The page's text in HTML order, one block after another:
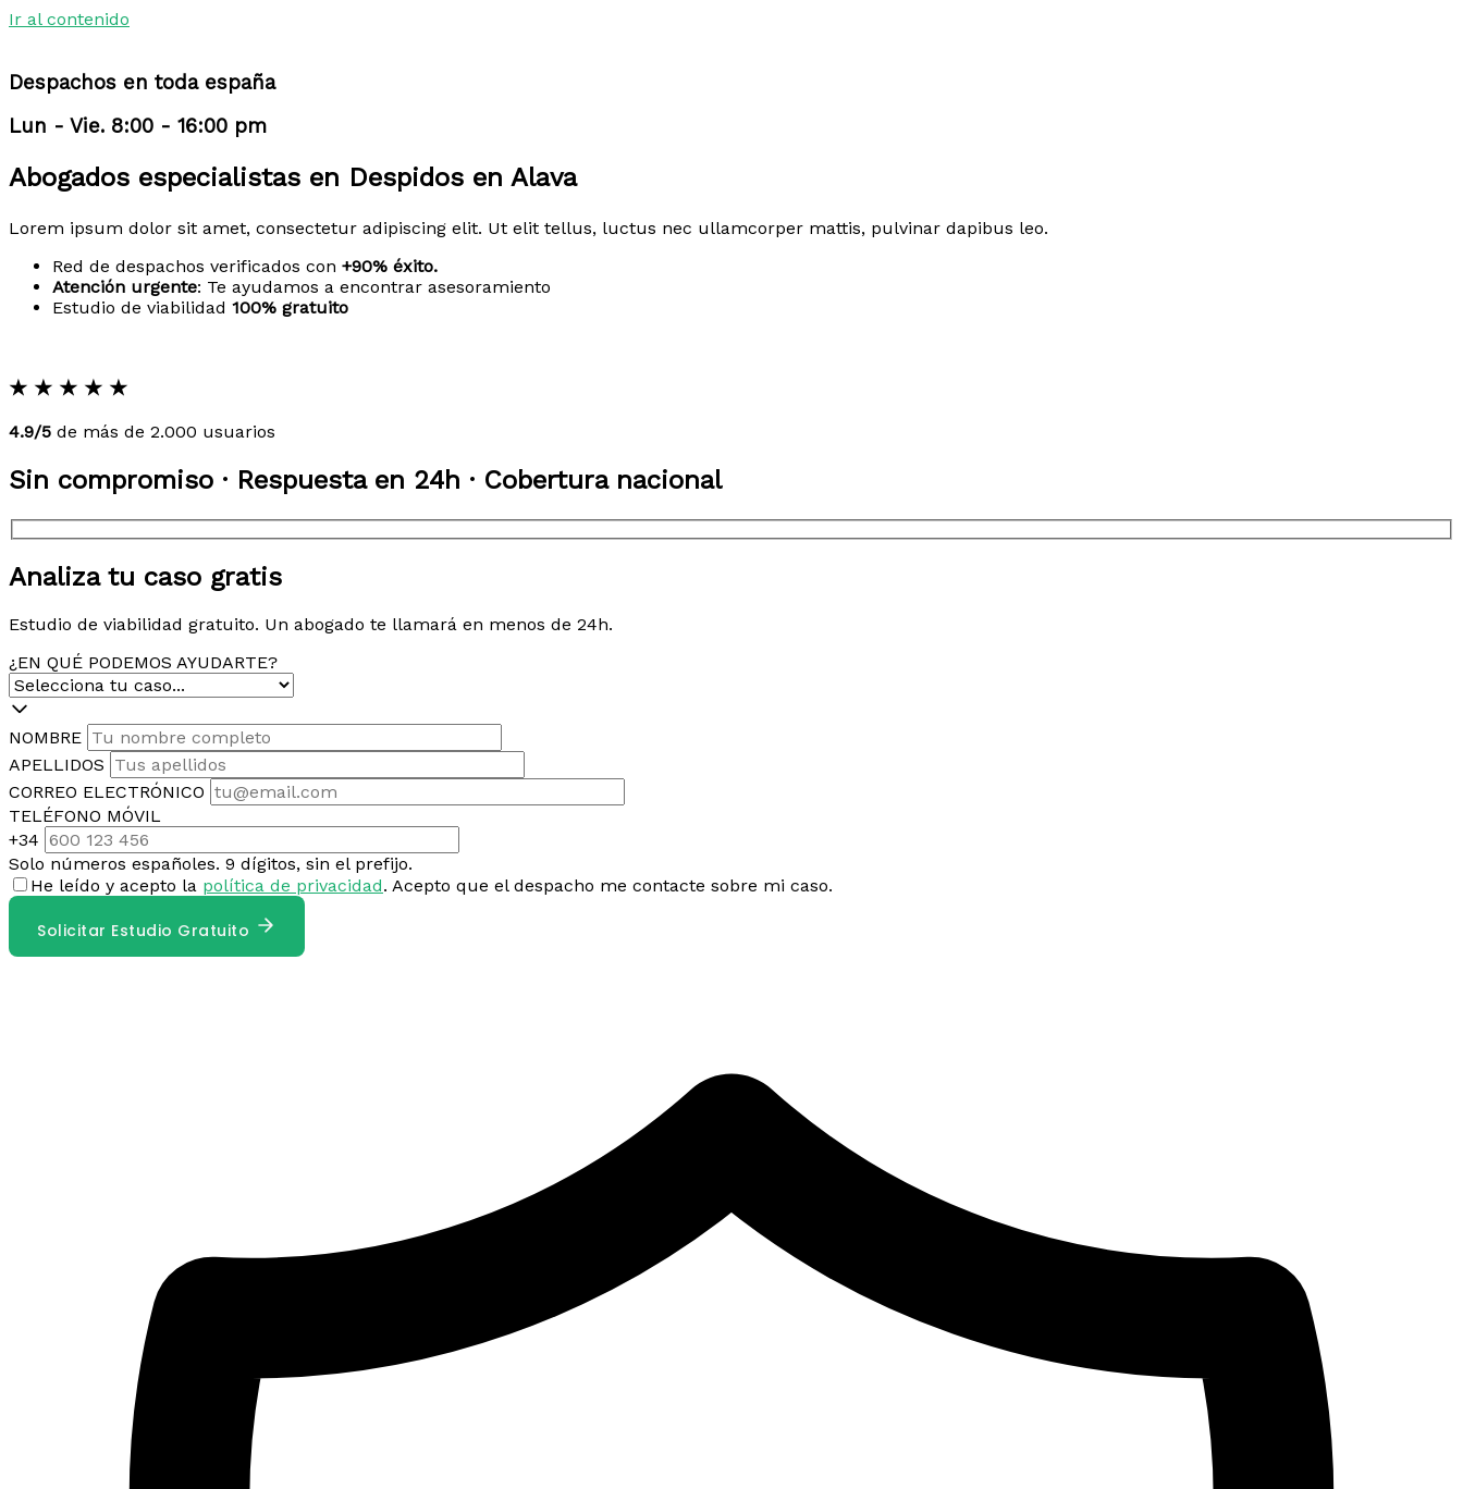
Ir al contenido
Despachos en toda españa
Lun - Vie. 8:00 - 16:00 pm
Abogados especialistas en Despidos en Alava
Lorem ipsum dolor sit amet, consectetur adipiscing elit. Ut elit tellus, luctus nec ullamcorper mattis, pulvinar dapibus leo.
Red de despachos verificados con +90% éxito.
Atención urgente: Te ayudamos a encontrar asesoramiento
Estudio de viabilidad 100% gratuito
★ ★ ★ ★ ★
4.9/5 de más de 2.000 usuarios
Sin compromiso · Respuesta en 24h · Cobertura nacional
Analiza tu caso gratis
Estudio de viabilidad gratuito. Un abogado te llamará en menos de 24h.
¿EN QUÉ PODEMOS AYUDARTE?
NOMBRE
APELLIDOS
CORREO ELECTRÓNICO
TELÉFONO MÓVIL
+34
Solo números españoles. 9 dígitos, sin el prefijo.
He leído y acepto la política de privacidad. Acepto que el despacho me contacte sobre mi caso.
Solicitar Estudio Gratuito